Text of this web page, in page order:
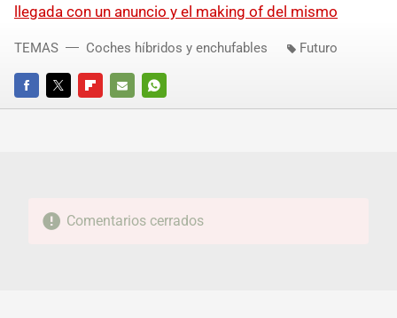
llegada con un anuncio y el making of del mismo
FACEBOOKTWITTERFLIPBOARD
E-
WHATSAPP
TEMAS Coches híbridos y enchufables Futuro
Comentarios cerrados